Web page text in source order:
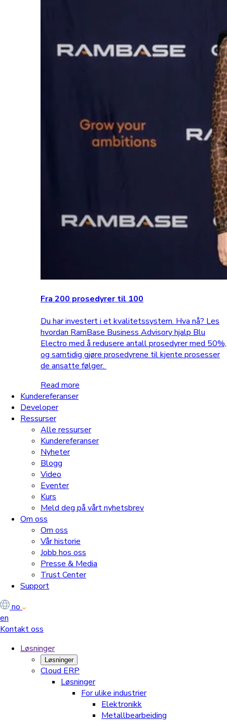
Fra 200 prosedyrer til 100
Du har investert i et kvalitetssystem. Hva nå? Les
hvordan RamBase Business Advisory hjalp Blu
Electro med å redusere antall prosedyrer med 50%,
og samtidig gjøre prosedyrene til kjente prosesser
de ansatte følger.
Read more
Kundereferanser
Developer
Ressurser
Alle ressurser
Kundereferanser
Nyheter
Blogg
Video
Eventer
Kurs
Meld deg på vårt nyhetsbrev
Om oss
Om oss
Vår historie
Jobb hos oss
Presse & Media
Trust Center
Support
no
en
Kontakt oss
Løsninger
Løsninger
Cloud ERP
Løsninger
For ulike industrier
Elektronikk
Metallbearbeiding